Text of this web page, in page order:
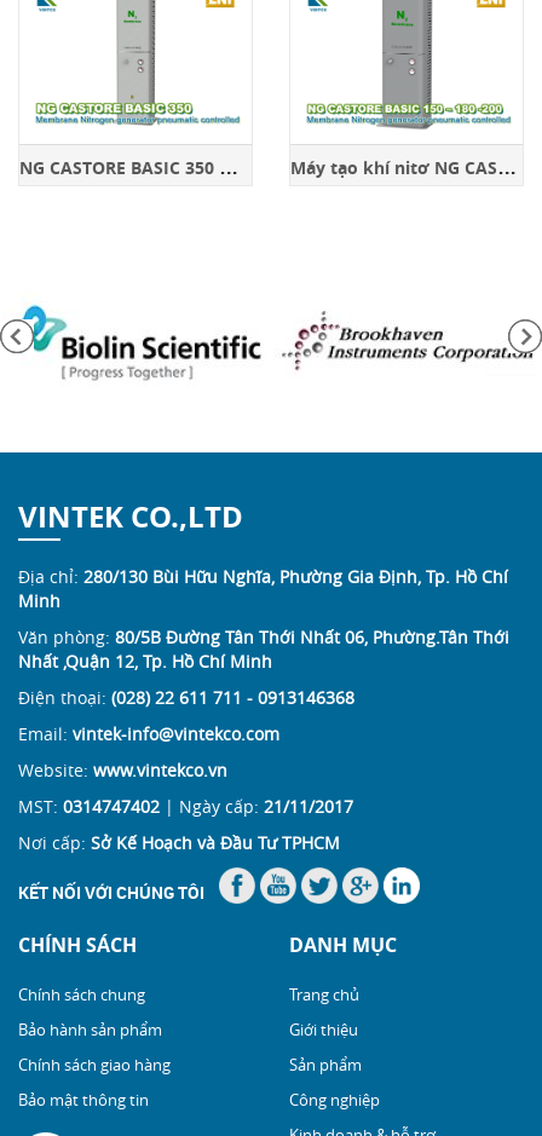
N
G CASTORE BASIC 350 Máy tạo khí nitơ M
áy tạo khí nitơ NG CASTORE BASIC 150 – 180
VINTEK CO.,LTD
Địa chỉ: 280/130 Bùi Hữu Nghĩa, Phường Gia Định, Tp. Hồ Chí
Minh
Văn phòng: 80/5B Đường Tân Thới Nhất 06, Phường.Tân Thới
Nhất ,Quận 12, Tp. Hồ Chí Minh
Điện thoại: (028) 22 611 711 - 0913146368
Email: vintek-info@vintekco.com
Website: www.vintekco.vn
MST: 0314747402 | Ngày cấp: 21/11/2017
Nơi cấp: Sở Kế Hoạch và Đầu Tư TPHCM
KẾT NỐI VỚI CHÚNG TÔI
CHÍNH SÁCH
Chính sách chung
Bảo hành sản phẩm
Chính sách giao hàng
Bảo mật thông tin
DANH MỤC
Trang chủ
Giới thiệu
Sản phẩm
Công nghiệp